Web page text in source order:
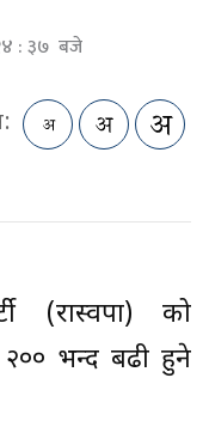
: ३७ बजे
(रास्वपा) को
२०० भन्द बढी हुने